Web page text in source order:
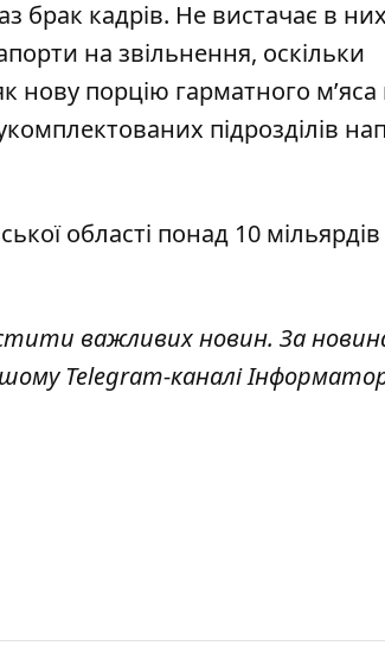
брак кадрів. Не вистачає в
на звільнення, оскільки
нову порцію гарматного м’яса
підрозділів
області понад 10
важливих новин. За
Telegram-каналі